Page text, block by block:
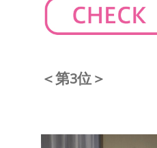
＜第3位＞